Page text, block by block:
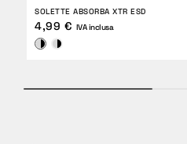
SOLETTE ABSORBA XTR ESD
4,99 € IVA inclusa